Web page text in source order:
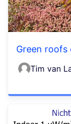
Green roofs
Tim van